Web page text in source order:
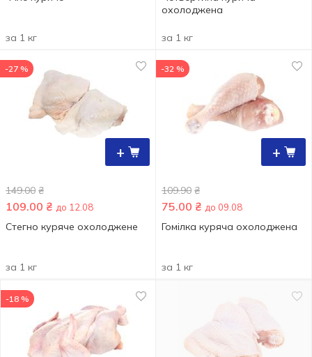
за 1 кг
охолоджена
за 1 кг
+
-27 %
149.00 ₴
109.00 ₴ до 12.08
Стегно куряче охолоджене
за 1 кг
+
-32 %
109.90 ₴
75.00 ₴ до 09.08
Гомілка куряча охолоджена
за 1 кг
-18 %